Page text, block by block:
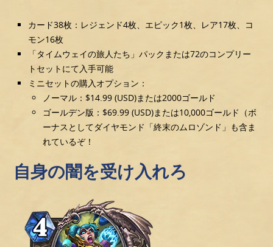
カード38枚：レジェンド4枚、エピック1枚、レア17枚、コ
モン16枚
「タイムウェイの旅人たち」パックまたは72のコンプリー
トセットにて入手可能
ミニセットの購入オプション：
ノーマル：$14.99 (USD)または2000ゴールド
ゴールデン版：$69.99 (USD)または10,000ゴールド（ボ
ーナスとしてダイヤモンド「終末のムロゾンド」も含ま
れているぞ！
自身の闇を受け入れろ